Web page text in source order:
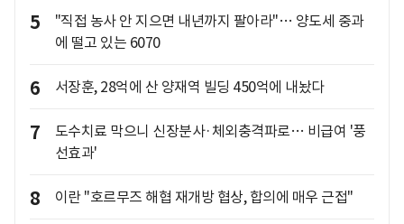
5
"직접 농사 안 지으면 내년까지 팔아라"… 양도세 중과
에 떨고 있는 6070
6 서장훈, 28억에 산 양재역 빌딩 450억에 내놨다
7
도수치료 막으니 신장분사·체외충격파로… 비급여 '풍
선효과'
8 이란 "호르무즈 해협 재개방 협상, 합의에 매우 근접"